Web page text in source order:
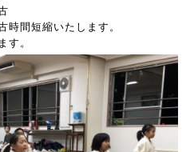
時間短縮いたします。
す。